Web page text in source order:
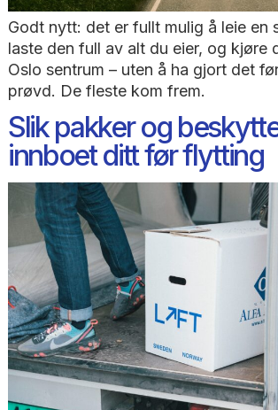
Godt nytt: det er fullt mulig å
laste den full av alt du eier, og
Oslo sentrum – uten å ha gjort
prøvd. De fleste kom frem.
Slik pakker og
innboet ditt før